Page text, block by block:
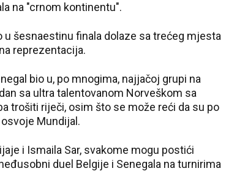
na "crnom kontinentu".
šesnaestinu finala dolaze sa trećeg mjesta
reprezentacija.
bio u, po mnogima, najjačoj grupi na
sa ultra talentovanom Norveškom sa
trošiti riječi, osim što se može reći da su po
Mundijal.
i Ismaila Sar, svakome mogu postići
duel Belgije i Senegala na turnirima